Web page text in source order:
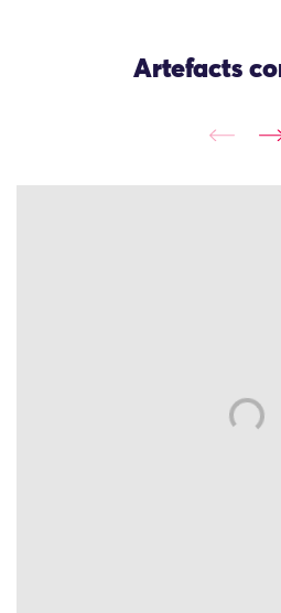
Artefacts